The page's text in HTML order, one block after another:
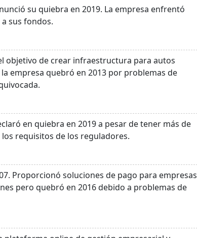
su quiebra en 2019. La empresa enfrentó
sus fondos.
objetivo de crear infraestructura para autos
empresa quebró en 2013 por problemas de
en quiebra en 2019 a pesar de tener más de
requisitos de los reguladores.
Proporcionó soluciones de pago para empresas
pero quebró en 2016 debido a problemas de